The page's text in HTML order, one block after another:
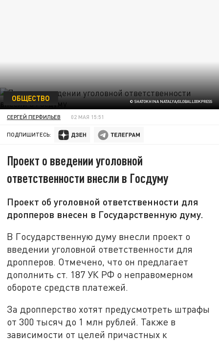
© SHATOKHINA NATALYA/GLOBALLOOKPRESS
ОБЩЕСТВО
СЕРГЕЙ ПЕРФИЛЬЕВ 02 МАЯ 15:51
ПОДПИШИТЕСЬ:
Проект о введении уголовной
ответственности внесли в Госдуму
Проект об уголовной ответственности для
дропперов внесен в Государственную думу.
В Государственную думу внесли проект о
введении уголовной ответственности для
дропперов. Отмечено, что он предлагает
дополнить ст. 187 УК РФ о неправомерном
обороте средств платежей.
За дропперство хотят предусмотреть штрафы
от 300 тысяч до 1 млн рублей. Также в
зависимости от целей причастных к